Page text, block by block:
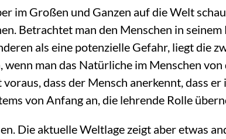
im Großen und Ganzen auf die Welt
Betrachtet man den Menschen in
als eine potenzielle Gefahr, liegt die
man das Natürliche im Menschen von
dass der Mensch anerkennt, dass
von Anfang an, die lehrende Rolle
Die aktuelle Weltlage zeigt aber etwas